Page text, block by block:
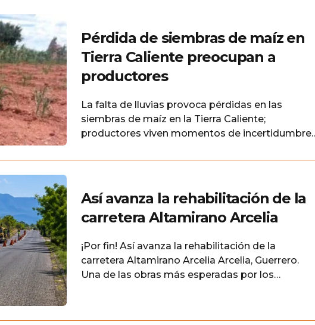
Pérdida de siembras de maíz en
Tierra Caliente preocupan a
productores
La falta de lluvias provoca pérdidas en las
siembras de maíz en la Tierra Caliente;
productores viven momentos de incertidumbre
Tierra Caliente La falta de lluvias durante las
en los campos agrícolas de la región de Tierra
Caliente, donde
Así avanza la rehabilitación de la
carretera Altamirano Arcelia
¡Por fin! Así avanza la rehabilitación de la
carretera Altamirano Arcelia Arcelia, Guerrero.
Una de las obras más esperadas por los
Cargo de la Secretaria de infraestructura,